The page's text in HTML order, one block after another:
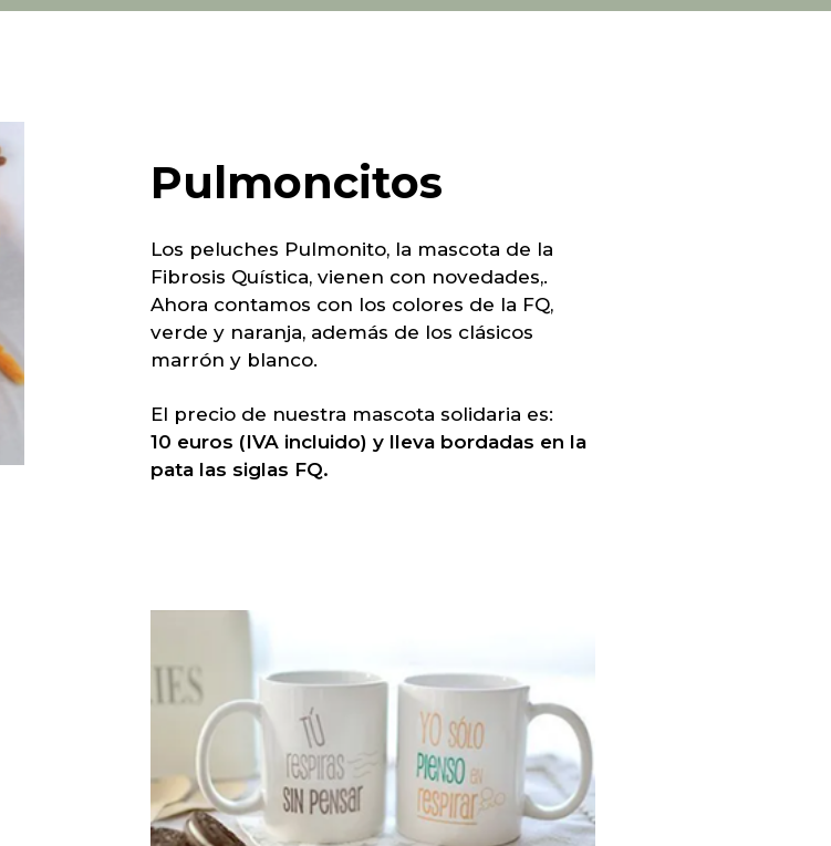
Pulmoncitos
Los peluches Pulmonito, la mascota de la
Fibrosis Quística, vienen con novedades,.
Ahora contamos con los colores de la FQ,
verde y naranja, además de los clásicos
marrón y blanco.
El precio de nuestra mascota solidaria es:
10 euros (IVA incluido) y lleva bordadas en la
pata las siglas FQ.